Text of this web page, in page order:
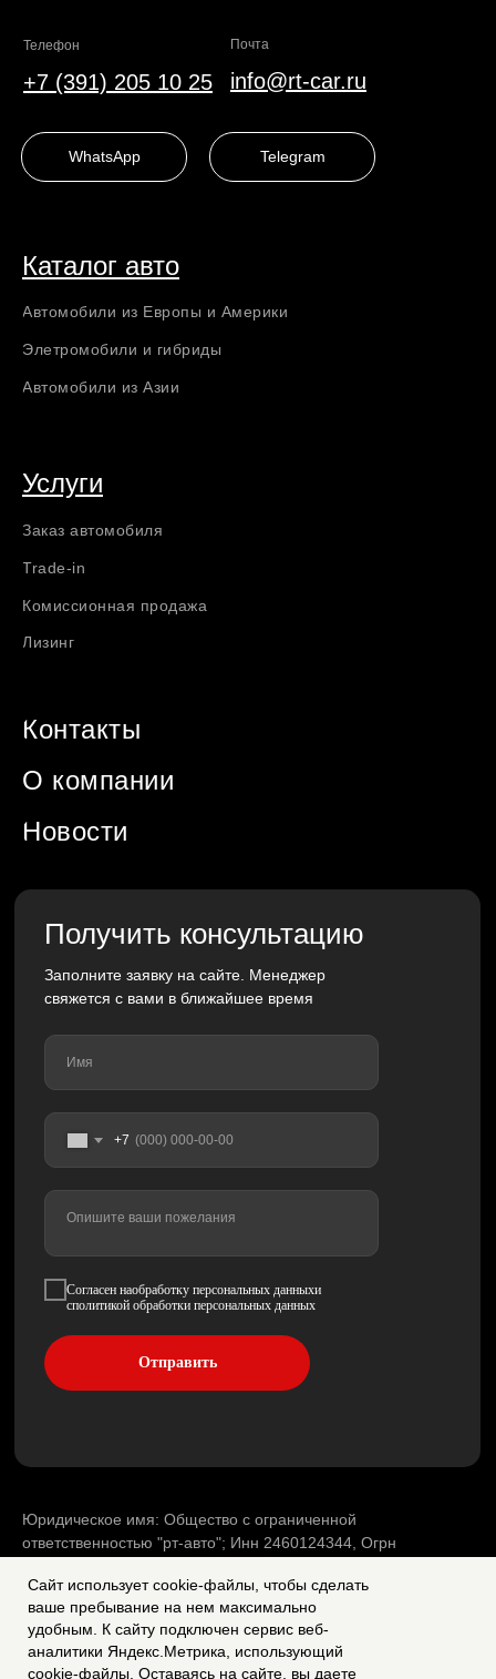
info@rt-car.ru
Согласие на обработку персональных данных
Политика конфиденциальности
Разработка сайта whitenight
Юридическое имя: Общество с ограниченной
ответственностью "рт-авто"; Инн 2460124344, Огрн
Почта
Телефон
WhatsApp Telegram
Услуги
Каталог авто
+7 (391) 205 10 25
Заказ автомобиля
Лизинг
Комиссионная продажа
Trade-in
Контакты
Новости
О компании
Автомобили из Азии
Автомобили из Европы и Америки
Элетромобили и гибриды
Имя
+7
Опишите ваши пожелания
Согласен наобработку персональных данныхи
cполитикой обработки персональных данных
Отправить
Заполните заявку на сайте. Менеджер
свяжется с вами в ближайшее время
Получить консультацию
Сайт использует cookie-файлы, чтобы сделать
ваше пребывание на нем максимально
удобным. К cайту подключен сервис веб-
аналитики Яндекс.Метрика, использующий
cookie-файлы. Оставаясь на сайте, вы даете